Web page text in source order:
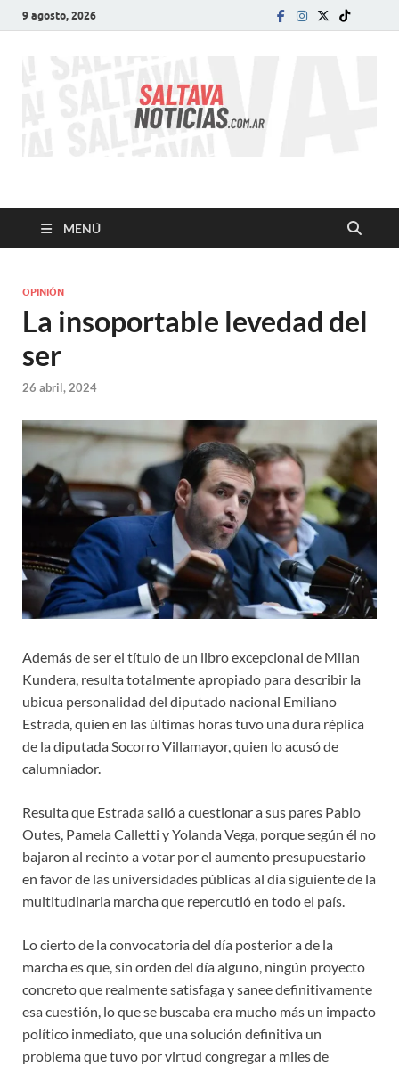
9 agosto, 2026
SALTA VA!
MENÚ
OPINIÓN
La insoportable levedad del
ser
26 abril, 2024
Además de ser el título de un libro excepcional de Milan
Kundera, resulta totalmente apropiado para describir la
ubicua personalidad del diputado nacional Emiliano
Estrada, quien en las últimas horas tuvo una dura réplica
de la diputada Socorro Villamayor, quien lo acusó de
calumniador.
Resulta que Estrada salió a cuestionar a sus pares Pablo
Outes, Pamela Calletti y Yolanda Vega, porque según él no
bajaron al recinto a votar por el aumento presupuestario
en favor de las universidades públicas al día siguiente de la
multitudinaria marcha que repercutió en todo el país.
Lo cierto de la convocatoria del día posterior a de la
marcha es que, sin orden del día alguno, ningún proyecto
concreto que realmente satisfaga y sanee definitivamente
esa cuestión, lo que se buscaba era mucho más un impacto
político inmediato, que una solución definitiva un
problema que tuvo por virtud congregar a miles de